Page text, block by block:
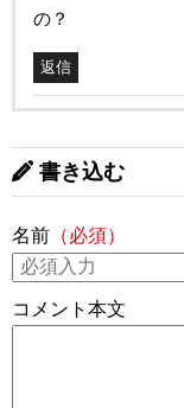
の？
返信
書き込む
名前 （必須）
コメント本文